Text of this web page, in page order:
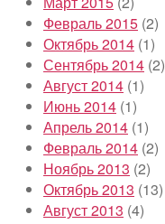
Февраль 2015 (2)
Октябрь 2014 (1)
Сентябрь 2014 (2)
Август 2014 (1)
Июнь 2014 (1)
Апрель 2014 (1)
Февраль 2014 (2)
Ноябрь 2013 (2)
Октябрь 2013 (13)
Август 2013 (4)